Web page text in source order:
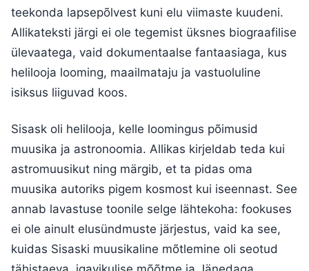
teekonda lapsepõlvest kuni elu viimaste kuudeni.
Allikateksti järgi ei ole tegemist üksnes biograafilise
ülevaatega, vaid dokumentaalse fantaasiaga, kus
helilooja looming, maailmataju ja vastuoluline
isiksus liiguvad koos.
Sisask oli helilooja, kelle loomingus põimusid
muusika ja astronoomia. Allikas kirjeldab teda kui
astromuusikut ning märgib, et ta pidas oma
muusika autoriks pigem kosmost kui iseennast. See
annab lavastuse toonile selge lähtekoha: fookuses
ei ole ainult elusündmuste järjestus, vaid ka see,
kuidas Sisaski muusikaline mõtlemine oli seotud